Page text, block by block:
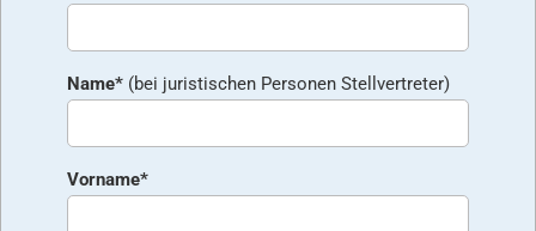
Name* (bei juristischen Personen Stellvertreter)
Vorname*